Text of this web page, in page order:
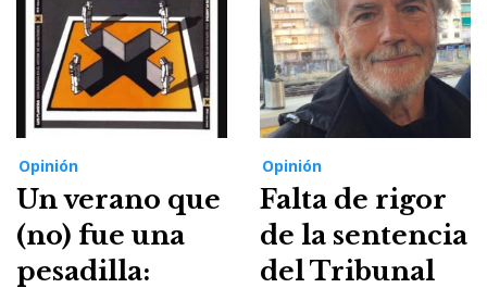
Opinión
Un verano que
(no) fue una
pesadilla:
Opinión
Falta de rigor
de la sentencia
del Tribunal